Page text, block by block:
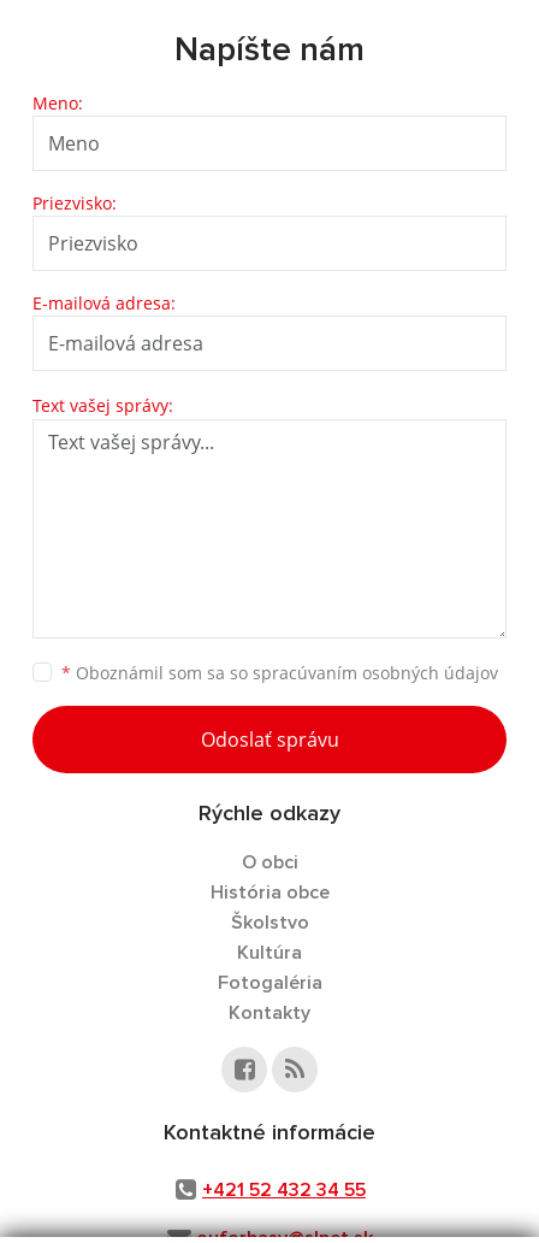
Napíšte nám
Meno:
Priezvisko:
E-mailová adresa:
Text vašej správy:
* Oboznámil som sa so spracúvaním osobných údajov
Odoslať správu
Rýchle odkazy
O obci
História obce
Školstvo
Kultúra
Fotogaléria
Kontakty
Kontaktné informácie
+421 52 432 34 55
ouforbasy@slnet.sk